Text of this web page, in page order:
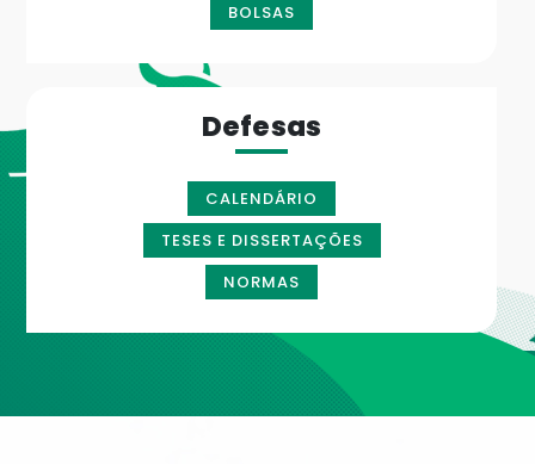
BOLSAS
Defesas
CALENDÁRIO
TESES E DISSERTAÇÕES
NORMAS